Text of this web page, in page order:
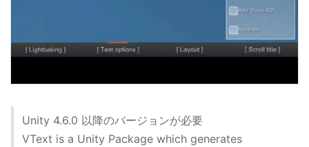
Unity 4.6.0 以降のバージョンが必要
VText is a Unity Package which generates